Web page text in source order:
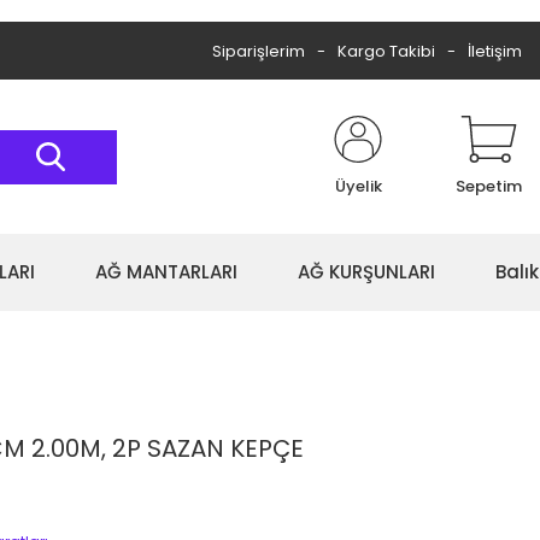
Siparişlerim Kargo Takibi İletişim
Üyelik Sepetim
AĞ MANTARLARI AĞ KURŞUNLARI
2.00M, 2P SAZAN KEPÇE